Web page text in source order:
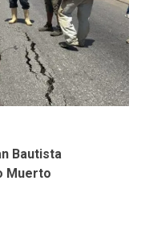
Bautista
Muerto